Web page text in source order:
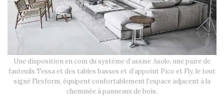
Une disposition en coin du système d’assise Asolo, une paire de
fauteuils Tessa et des tables basses et d’appoint Pico et Fly, le tout
signé Flexform, équipent confortablement l’espace adjacent à la
cheminée à panneaux de bois.